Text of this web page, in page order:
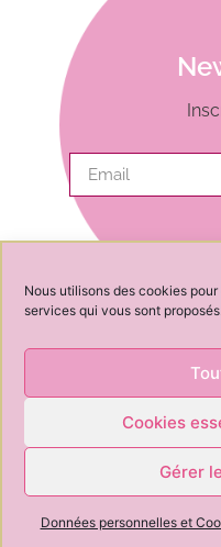
Nous utilisons des cookies
services qui vous sont
Cookies
Gérer
Données personnelles et
Contact Conseil
Newsletter